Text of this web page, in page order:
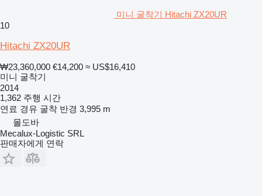
미니 굴착기 Hitachi ZX20UR
10
Hitachi ZX20UR
₩23,360,000 €14,200 ≈ US$16,410
미니 굴착기
2014
1,362 주행 시간
연료 경유 굴착 반경 3,995 m
몰도바
Mecalux-Logistic SRL
판매자에게 연락